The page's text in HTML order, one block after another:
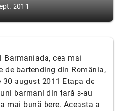
2011
Barmaniada, cea mai
de bartending din România,
august 2011 Etapa de
barmani din țară s-au
mai bună bere. Aceasta a